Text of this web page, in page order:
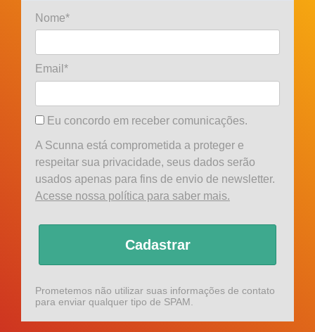
Nome*
Email*
Eu concordo em receber comunicações.
A Scunna está comprometida a proteger e
respeitar sua privacidade, seus dados serão
usados apenas para fins de envio de newsletter.
Acesse nossa política para saber mais.
Cadastrar
Prometemos não utilizar suas informações de contato
para enviar qualquer tipo de SPAM.